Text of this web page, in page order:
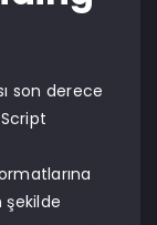
son derece
şekilde